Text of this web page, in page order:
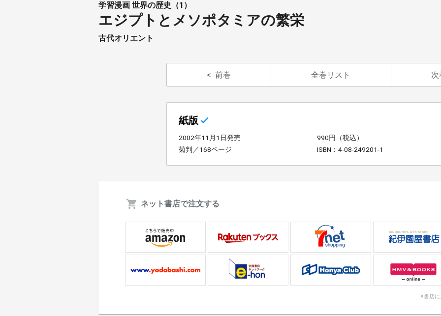
学習漫画 世界の歴史（1）
エジプトとメソポタミアの繁栄
古代オリエント
前巻 全巻リスト 次
紙版
2002年11月1日発売
990円（税込）
菊判／168ページ
ISBN：4-08-249201-1
ネット書店で注文する
※書店に